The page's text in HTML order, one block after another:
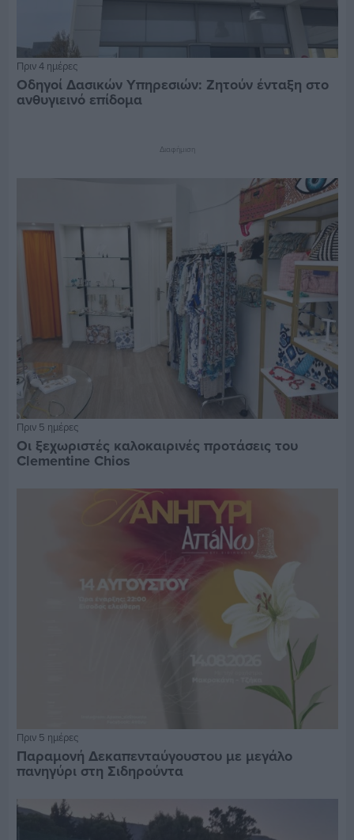
Πριν 4 ημέρες
Οδηγοί Δασικών Υπηρεσιών: Ζητούν ένταξη στο
ανθυγιεινό επίδομα
Διαφήμιση
Πριν 5 ημέρες
Οι ξεχωριστές καλοκαιρινές προτάσεις του
Clementine Chios
Πριν 5 ημέρες
Παραμονή Δεκαπενταύγουστου με μεγάλο
πανηγύρι στη Σιδηρούντα